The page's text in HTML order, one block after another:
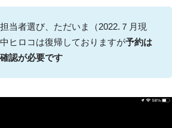
当者選び、ただいま（2022.７月現
ヒロコは復帰しておりますが予約は
認が必要です